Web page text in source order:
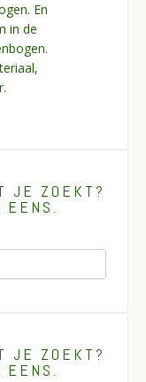
En
in de
JE ZOEKT?
EENS.
JE ZOEKT?
EENS.